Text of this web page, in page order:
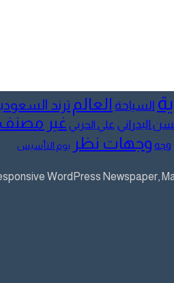
السياحة العالم ترند
البدراني علي الحربي غير مصنف
وجه وجهات نظر يوم التأسيس
WordPress Newspaper,